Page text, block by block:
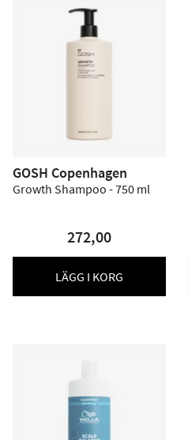
GOSH Copenhagen
Growth Shampoo - 750 ml
272,00
LÄGG I KORG